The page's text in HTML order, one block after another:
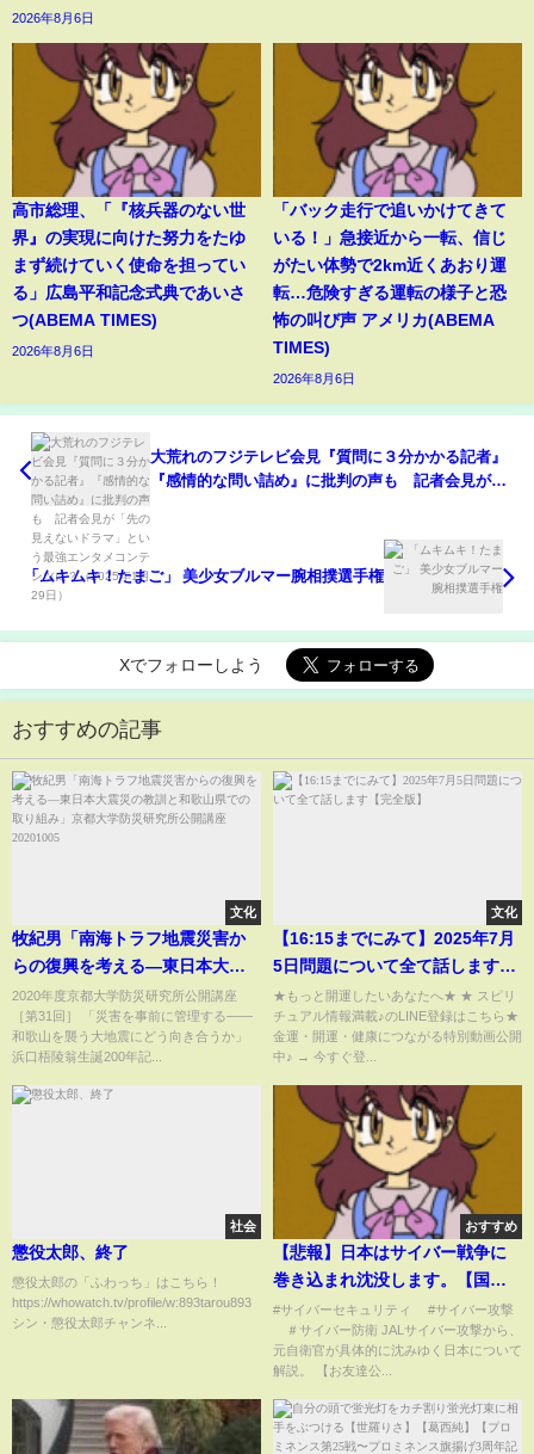
2026年8月6日
高市総理、「『核兵器のない世
界』の実現に向けた努力をたゆ
まず続けていく使命を担ってい
る」広島平和記念式典であいさ
つ(ABEMA TIMES)
2026年8月6日
「バック走行で追いかけてきて
いる！」急接近から一転、信じ
がたい体勢で2km近くあおり運
転…危険すぎる運転の様子と恐
怖の叫び声 アメリカ(ABEMA
TIMES)
2026年8月6日
大荒れのフジテレビ会見『質問に３分かかる記者』
『感情的な問い詰め』に批判の声も 記者会見が
「ムキムキ！たまご」 美少女ブルマー腕相撲選手権
Xでフォローしよう
おすすめの記事
文化
牧紀男「南海トラフ地震災害か
らの復興を考える―東日本大震
災の教訓と和歌山県での取り組
み」京都大学防災研究所公開講
座20201005
2020年度京都大学防災研究所公開講座
［第31回］ 「災害を事前に管理する――
和歌山を襲う大地震にどう向き合うか」
浜口梧陵翁生誕200年記...
文化
【16:15までにみて】2025年7月
5日問題について全て話します
【完全版】
★もっと開運したいあなたへ★ ★ スピリ
チュアル情報満載♪のLINE登録はこちら★
金運・開運・健康につながる特別動画公開
中♪ → 今すぐ登...
社会
懲役太郎、終了
懲役太郎の「ふわっち」はこちら！
https://whowatch.tv/profile/w:893tarou893
シン・懲役太郎チャンネ...
おすすめ
【悲報】日本はサイバー戦争に
巻き込まれ沈没します。【国際
サイバーテロ組織】
#サイバーセキュリティ #サイバー攻撃
＃サイバー防衛 JALサイバー攻撃から、
元自衛官が具体的に沈みゆく日本について
解説。 【お友達公...